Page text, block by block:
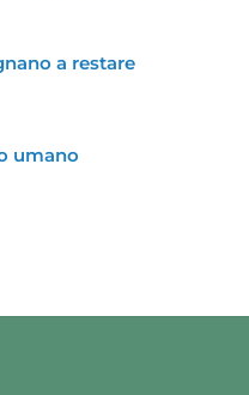
a restare
umano